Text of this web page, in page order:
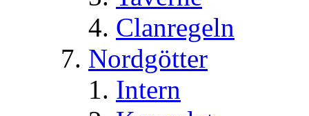
Clanregeln
Nordgötter
Intern